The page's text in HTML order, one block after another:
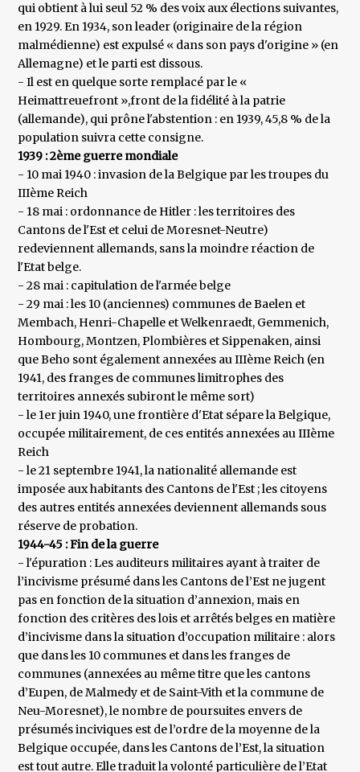
qui obtient à lui seul 52 % des voix aux élections suivantes,
en 1929. En 1934, son leader (originaire de la région
malmédienne) est expulsé « dans son pays d'origine » (en
Allemagne) et le parti est dissous.
- Il est en quelque sorte remplacé par le «
Heimattreuefront »,front de la fidélité à la patrie
(allemande), qui prône l'abstention : en 1939, 45,8 % de la
population suivra cette consigne.
1939 : 2ème guerre mondiale
- 10 mai 1940 : invasion de la Belgique par les troupes du
IIIème Reich
- 18 mai : ordonnance de Hitler : les territoires des
Cantons de l'Est et celui de Moresnet-Neutre)
redeviennent allemands, sans la moindre réaction de
l'Etat belge.
- 28 mai : capitulation de l'armée belge
- 29 mai : les 10 (anciennes) communes de Baelen et
Membach, Henri-Chapelle et Welkenraedt, Gemmenich,
Hombourg, Montzen, Plombières et Sippenaken, ainsi
que Beho sont également annexées au IIIème Reich (en
1941, des franges de communes limitrophes des
territoires annexés subiront le même sort)
- le 1er juin 1940, une frontière d'Etat sépare la Belgique,
occupée militairement, de ces entités annexées au IIIème
Reich
- le 21 septembre 1941, la nationalité allemande est
imposée aux habitants des Cantons de l'Est ; les citoyens
des autres entités annexées deviennent allemands sous
réserve de probation.
1944-45 : Fin de la guerre
- l'épuration : Les auditeurs militaires ayant à traiter de
l’incivisme présumé dans les Cantons de l’Est ne jugent
pas en fonction de la situation d’annexion, mais en
fonction des critères des lois et arrêtés belges en matière
d’incivisme dans la situation d’occupation militaire : alors
que dans les 10 communes et dans les franges de
communes (annexées au même titre que les cantons
d’Eupen, de Malmedy et de Saint-Vith et la commune de
Neu-Moresnet), le nombre de poursuites envers de
présumés inciviques est de l’ordre de la moyenne de la
Belgique occupée, dans les Cantons de l’Est, la situation
est tout autre. Elle traduit la volonté particulière de l’Etat